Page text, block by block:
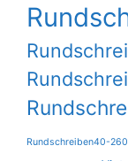
Rundschreiben40-